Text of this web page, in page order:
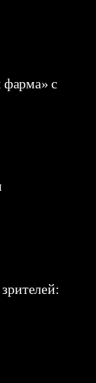
фарма» с